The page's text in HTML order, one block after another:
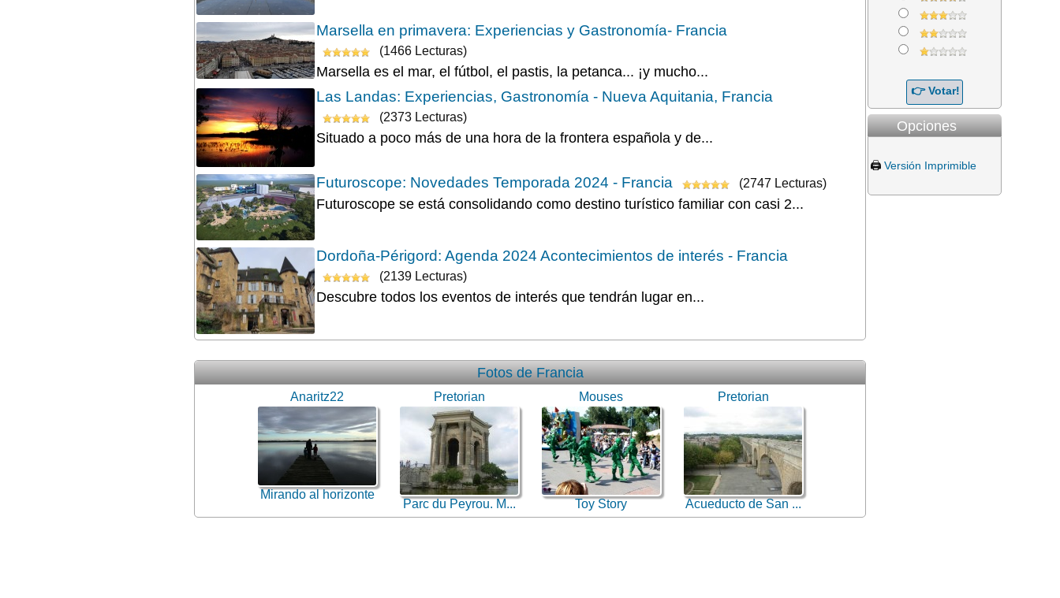
Marsella en primavera: Experiencias y Gastronomía- Francia
(1466 Lecturas)
Marsella es el mar, el fútbol, el pastis, la petanca... ¡y mucho...
Las Landas: Experiencias, Gastronomía - Nueva Aquitania, Francia
(2373 Lecturas)
Situado a poco más de una hora de la frontera española y de...
Futuroscope: Novedades Temporada 2024 - Francia (2747 Lecturas)
Futuroscope se está consolidando como destino turístico familiar con casi 2...
Dordoña-Périgord: Agenda 2024 Acontecimientos de interés - Francia
(2139 Lecturas)
Descubre todos los eventos de interés que tendrán lugar en...
Fotos de Francia
Anaritz22
Mirando al horizonte
Pretorian
Parc du Peyrou. M...
Mouses
Toy Story
Pretorian
Acueducto de San ...
Opciones
🖨️ Versión Imprimible